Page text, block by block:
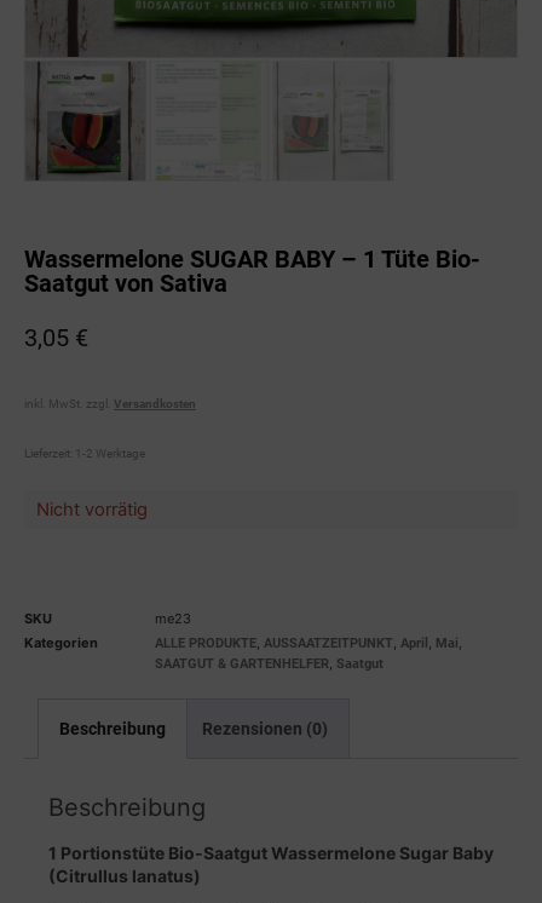
Wassermelone SUGAR BABY – 1 Tüte Bio-
Saatgut von Sativa
3,05 €
inkl. MwSt. zzgl. Versandkosten
Lieferzeit: 1-2 Werktage
Nicht vorrätig
SKU
me23
Kategorien
ALLE PRODUKTE, AUSSAATZEITPUNKT, April , Mai,
SAATGUT & GARTENHELFER , Saatgut
Beschreibung Rezensionen (0)
Beschreibung
1 Portionstüte Bio-Saatgut Wassermelone Sugar Baby
(Citrullus lanatus)